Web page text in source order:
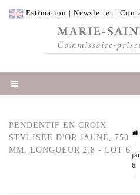
Estimation | Newsletter |
PENDENTIF EN CROIX
STYLISÉE D'OR JAUNE, 750
MM, LONGUEUR 2,8 - LOT 6
6